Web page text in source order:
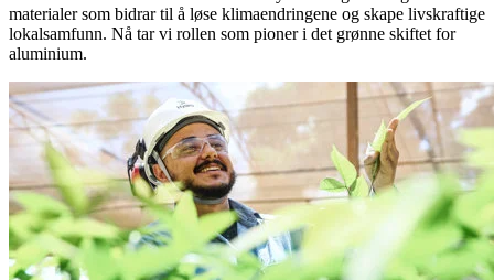
materialer som bidrar til å løse klimaendringene og skape livskraftige
lokalsamfunn. Nå tar vi rollen som pioner i det grønne skiftet for
aluminium.